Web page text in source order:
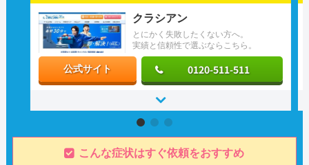
とにかく失敗したくない方へ。
実績と信頼性で選ぶならこちら。
クラシアン
公式サイト 0120-511-511
こんな症状はすぐ依頼をおすすめ